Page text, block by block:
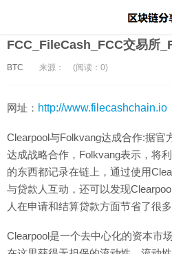
FCC_FileCash_FCC交易所
BTC 来源： (阅读：0)
网址： http://www.filecashchain.io
Clearpool与Folkvang达成合作:据官
达成战略合作，Folkvang表示，将
的东西都记录在链上，通过使用
与贷款人互动，还可以发现
人在申请和结算贷款方面节省了很多
Clearpool是一个去中心化的资本市